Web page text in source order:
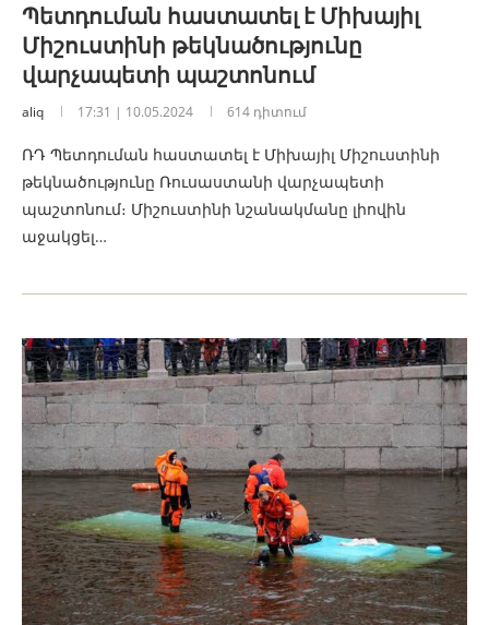
Պետդուման հաստատել է Միխայիլ
Միշուստինի թեկնածությունը
վարչապետի պաշտոնում
aliq 17:31 | 10.05.2024 614 դիտում
ՌԴ Պետդուման հաստատել է Միխայիլ Միշուստինի
թեկնածությունը Ռուսաստանի վարչապետի
պաշտոնում։ Միշուստինի նշանակմանը լիովին
աջակցել…